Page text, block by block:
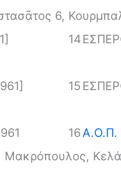
6,
14
15
16Α.Ο.Π.
Μακρόπουλος,